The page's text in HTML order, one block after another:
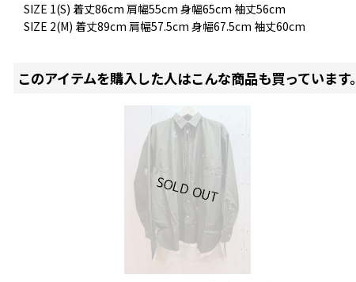
SIZE 1(S) 着丈86cm 肩幅55cm 身幅65cm 袖丈56cm
SIZE 2(M) 着丈89cm 肩幅57.5cm 身幅67.5cm 袖丈60cm
このアイテムを購入した人はこんな商品も買っています。